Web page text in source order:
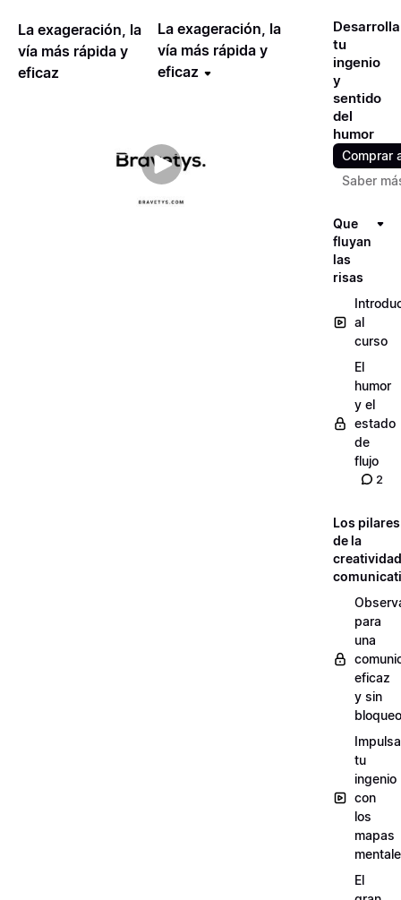
La exageración, la
vía más rápida y
eficaz
La exageración, la
vía más rápida y
eficaz
Desarrolla
tu
ingenio
y
sentido
del
humor
Comprar
Saber
Que
fluyan
las
risas
al
curso
El
humor
y el
estado
de
flujo
2
Los pilares
de la
creatividad
para
una
eficaz
y sin
Impulsa
tu
ingenio
con
los
mapas
El